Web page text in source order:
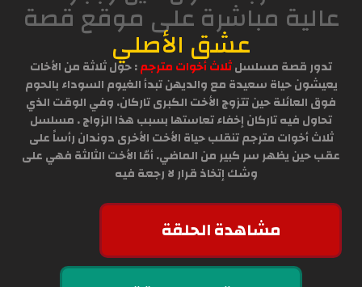
عالية مباشرة على موقع قصة
عشق الأصليتدور قصة مسلسلثلاث أخوات مترجم: حول ثلاثة من الأخات
يعيشون حياة سعيدة مع والديهن تبدأ الغيوم السوداء بالحوم
فوق العائلة حين تتزوج الأخت الكبرى تاركان. وفي الوقت الذي
تحاول فيه تاركان إخفاء تعاستها بسبب هذا الزواج . مسلسل
ثلاث أخوات مترجم تنقلب حياة الأخت الأخرى دوندان رأساً على
عقب حين يظهر سر كبير من الماضي. أمّا الأخت الثالثة فهي على
وشك إتخاذ قرار لا رجعة فيه
مشاهدة الحلقة